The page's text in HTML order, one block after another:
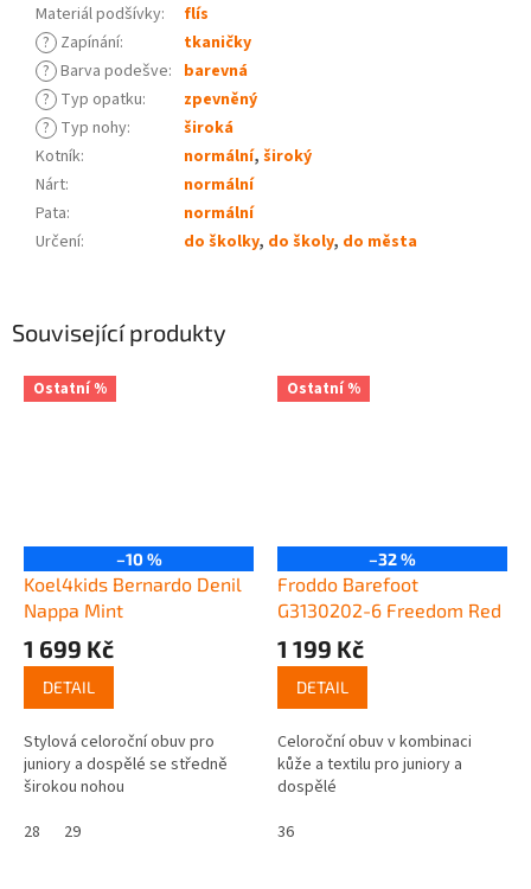
Související produkty
Ostatní %
–10 %
Koel4kids Bernardo Denil
Nappa Mint
1 699 Kč
DETAIL
Stylová celoroční obuv pro
juniory a dospělé se středně
širokou nohou
28
29
Ostatní %
–32 %
Froddo Barefoot
G3130202-6 Freedom Red
1 199 Kč
DETAIL
Celoroční obuv v kombinaci
kůže a textilu pro juniory a
dospělé
36
Materiál podšívky:
flís
? Zapínání:
tkaničky
? Barva podešve: barevná
? Typ opatku:
zpevněný
? Typ nohy:
široká
Kotník: normální, široký
Nárt:
normální
Pata:
normální
Určení: do školky, do školy, do města